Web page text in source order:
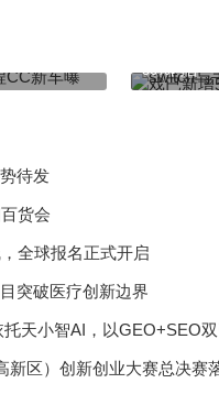
50%内容
待发
货会
全球报名正式开启
突破医疗创新边界
天小智AI，以GEO+SEO
区）创新创业大赛总决赛